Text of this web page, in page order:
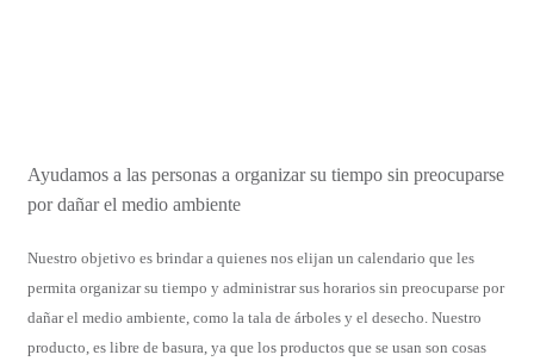
Ayudamos a las personas a organizar su tiempo sin preocuparse
por dañar el medio ambiente
Nuestro objetivo es brindar a quienes nos elijan un calendario que les
permita organizar su tiempo y administrar sus horarios sin preocuparse por
dañar el medio ambiente, como la tala de árboles y el desecho. Nuestro
producto, es libre de basura, ya que los productos que se usan son cosas